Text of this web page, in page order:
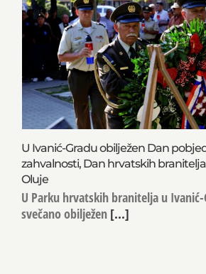
U Ivanić-Gradu obilježen Dan
zahvalnosti, Dan hrvatskih branitelja
Oluje
U Parku hrvatskih branitelja u
svečano obilježen [...]